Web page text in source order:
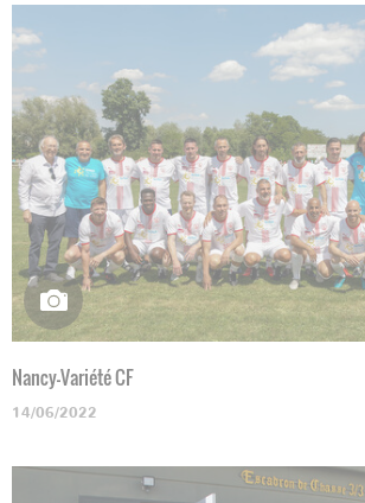
Nancy-Variété CF
14/06/2022